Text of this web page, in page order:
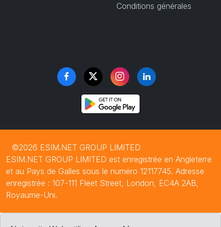
Conditions générales
©2026 ESIM.NET GROUP LIMITED
ESIM.NET GROUP LIMITED est enregistrée en Angleterre
et au Pays de Galles sous le numéro 12117745. Adresse
enregistrée : 107-111 Fleet Street, London, EC4A 2AB,
Royaume-Uni.